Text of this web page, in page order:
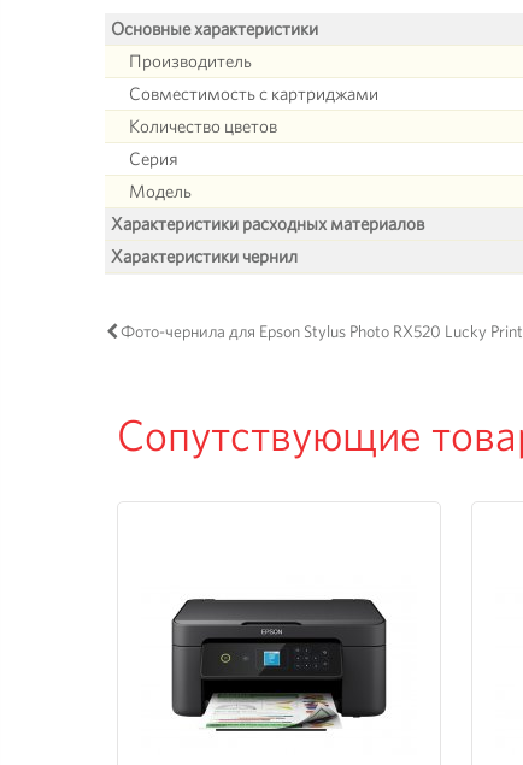
Основные характеристики
Производитель
Совместимость с картриджами
Количество цветов
Серия
Модель
Характеристики расходных материалов
Характеристики чернил
Фото-чернила для Epson Stylus Photo RX520 Lucky
Сопутствующие